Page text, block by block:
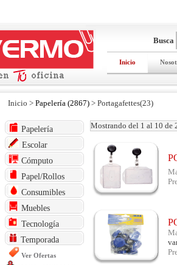
Busca
Inicio
Inicio > Papelería (2867) > Portagafettes(23)
Papelería
Escolar
Cómputo
Papel/Rollos
Consumibles
Muebles
Tecnología
Temporada
Ver Ofertas
Mostrando del 1 al 10 de